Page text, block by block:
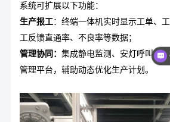
系统可扩展以下功能：
生产报工：终端一体机实时显示工单、
工反馈直通率、不良率等数据；
管理协同： 集成静电监测、安灯呼叫等
管理平台，辅助动态优化生产计划。